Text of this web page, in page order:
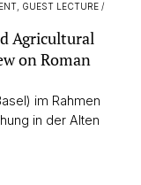
GUEST LECTURE /
Agricultural
on Roman
im Rahmen
in der Alten